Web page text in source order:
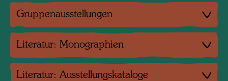
Gruppenausstellungen
Literatur: Monographien
Literatur: Ausstellungskataloge